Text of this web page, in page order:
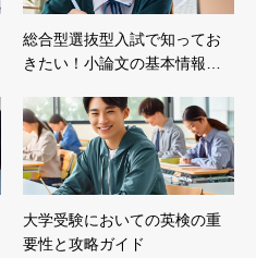
総合型選抜型入試で知ってお
きたい！小論文の基本情報…
大学受験においての英検の重
要性と攻略ガイド